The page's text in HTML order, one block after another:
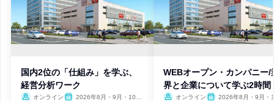
国内2位の「仕組み」を学ぶ、
経営分析ワーク
オンライン
2026年8月・9月・10
WEBオープン・カンパニー/
界と企業について学ぶ2時間
オンライン
2026年8月・9月・